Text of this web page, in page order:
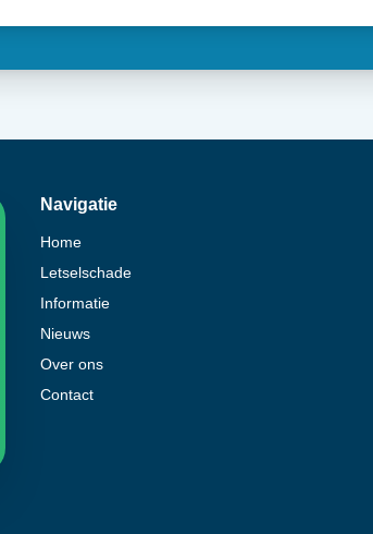
Navigatie
Home
Letselschade
Informatie
Nieuws
Over ons
Contact